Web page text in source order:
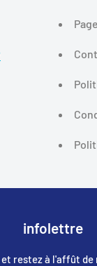
infolettre
et restez à l'affût